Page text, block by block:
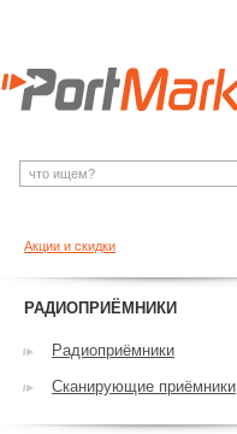
Акции и скидки
РАДИОПРИЁМНИКИ
Радиоприёмники
Сканирующие приёмники